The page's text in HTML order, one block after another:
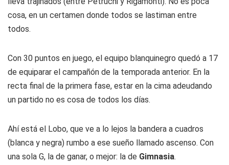
cosa, en un certamen donde todos se lastiman entre
todos.
Con 30 puntos en juego, el equipo blanquinegro quedó a 17
de equiparar el campañón de la temporada anterior. En la
recta final de la primera fase, estar en la cima adeudando
un partido no es cosa de todos los días.
Ahí está el Lobo, que ve a lo lejos la bandera a cuadros
(blanca y negra) rumbo a ese sueño llamado ascenso. Con
una sola G, la de ganar, o mejor: la de Gimnasia.